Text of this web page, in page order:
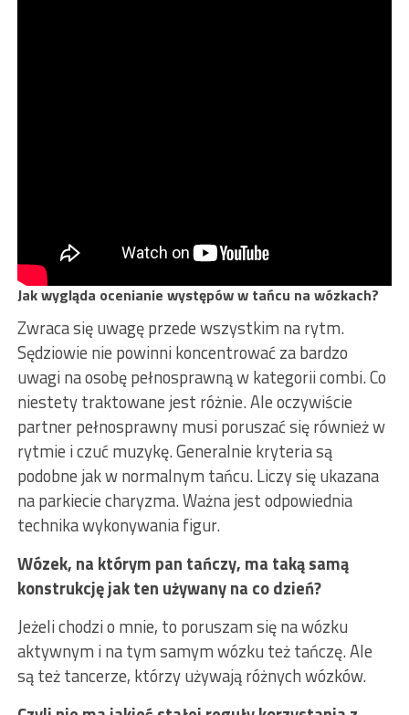
Jak wygląda ocenianie występów w tańcu na wózkach?
Zwraca się uwagę przede wszystkim na rytm.
Sędziowie nie powinni koncentrować za bardzo
uwagi na osobę pełnosprawną w kategorii combi. Co
niestety traktowane jest różnie. Ale oczywiście
partner pełnosprawny musi poruszać się również w
rytmie i czuć muzykę. Generalnie kryteria są
podobne jak w normalnym tańcu. Liczy się ukazana
na parkiecie charyzma. Ważna jest odpowiednia
technika wykonywania figur.
Wózek, na którym pan tańczy, ma taką samą
konstrukcję jak ten używany na co dzień?
Jeżeli chodzi o mnie, to poruszam się na wózku
aktywnym i na tym samym wózku też tańczę. Ale
są też tancerze, którzy używają różnych wózków.